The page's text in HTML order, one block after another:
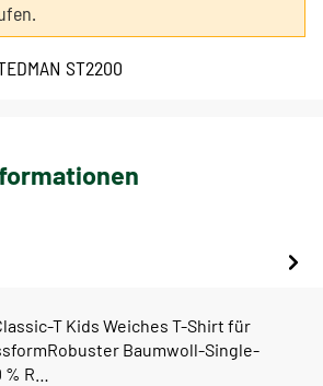
ST2200
T Kids Weiches T-Shirt für
Baumwoll-Single-
R…